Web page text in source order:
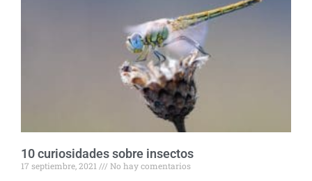
10 curiosidades sobre insectos
17 septiembre, 2021
No hay comentarios